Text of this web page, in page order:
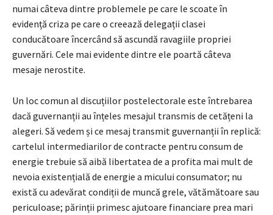
numai câteva dintre problemele pe care le scoate în
evidență criza pe care o creează delegații clasei
conducătoare încercând să ascundă ravagiile propriei
guvernări. Cele mai evidente dintre ele poartă câteva
mesaje nerostite.
Un loc comun al discuțiilor postelectorale este întrebarea
dacă guvernanții au înțeles mesajul transmis de cetățeni la
alegeri. Să vedem și ce mesaj transmit guvernanții în replică:
cartelul intermediarilor de contracte pentru consum de
energie trebuie să aibă libertatea de a profita mai mult de
nevoia existențială de energie a micului consumator; nu
există cu adevărat condiții de muncă grele, vătămătoare sau
periculoase; părinții primesc ajutoare financiare prea mari